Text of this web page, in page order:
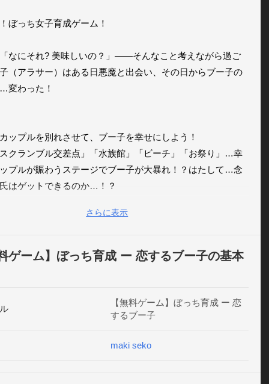
ぼっち女子育成ゲーム！
なにそれ? 美味しいの？」――そんなこと考えながら過ご
（アラサー）はある日悪魔と出会い、その日からブー子の
変わった！
ップルを別れさせて、ブー子を幸せにしよう！
クランブル交差点」「水族館」「ビーチ」「お祭り」…幸
プルが賑わうステージでブー子が大暴れ！？はたして…念
はゲットできるのか…！？
、ヒップアタック、飛び蹴り…おとなしいブー子が豹変し
系、さらには…セクシー水着まで！？
さらに表示
ゲーム】ぼっち育成 ー 恋するブー子の基本
【無料ゲーム】ぼっち育成 ー 恋
するブー子
maki seko